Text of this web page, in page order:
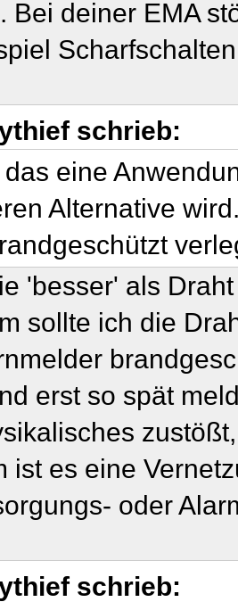
Bei deiner EMA
schrieb:
das eine
Alternative
'besser' als
sollte ich die
erst so spät
ist es eine
oder
schrieb: